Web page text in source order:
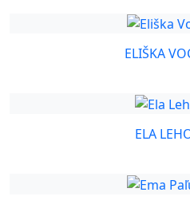
ELIŠKA
ELA